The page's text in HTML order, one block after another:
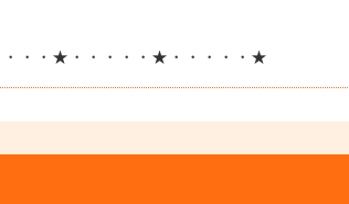
・・★・・・・・★・・・・・★